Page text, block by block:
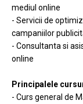
mediul online
- Servicii de
campaniilor
- Consultanta si
online
Principalele
- Curs general de